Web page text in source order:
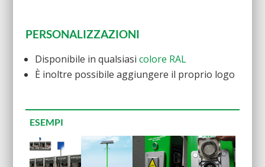
PERSONALIZZAZIONI
Disponibile in qualsiasi colore RAL
È inoltre possibile aggiungere il proprio logo
ESEMPI